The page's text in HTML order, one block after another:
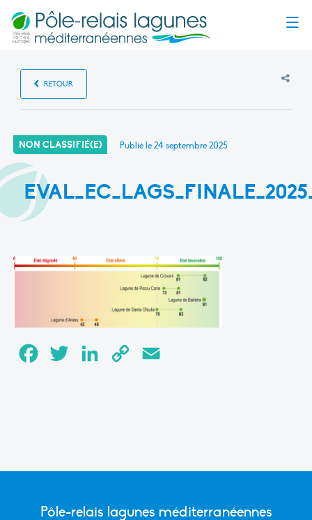
RETOUR
NON CLASSIFIÉ(E) Publié le24 septembre 2025
FacebookTwitter LinkedInCopy
Pôle-relais lagunes méditerranéennes